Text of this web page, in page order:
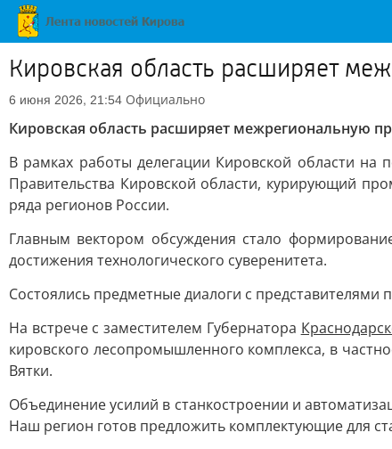
Кировская область расширяет
6 июня 2026, 21:54 Официально
Кировская область расширяет
В рамках работы делегации Кировской области на
Правительства Кировской области, курирующий
ряда регионов России.
Главным вектором обсуждения стало
достижения технологического суверенитета.
Состоялись предметные диалоги с
На встрече с заместителем Губернатора
кировского лесопромышленного комплекса, в
Вятки.
Объединение усилий в станкостроении и
Наш регион готов предложить комплектующие для